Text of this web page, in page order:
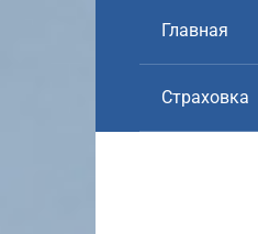
Главная
Страховка